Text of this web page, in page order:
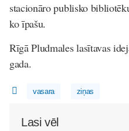
stacionāro publisko
ko īpašu.
Rīgā Pludmales lasītavas
gada.
vasara ziņas
Lasi vēl